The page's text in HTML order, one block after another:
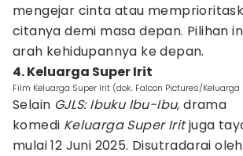
mengejar cinta atau
citanya demi masa depan. Pilihan
arah kehidupannya ke depan.
4. Keluarga Super Irit
Film Keluarga Super Irit (dok. Falcon Pictures/Keluarga
Selain GJLS: Ibuku Ibu-Ibu, drama
komedi Keluarga Super Iritjuga
mulai 12 Juni 2025. Disutradarai